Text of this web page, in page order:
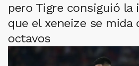
pero Tigre consiguió la
que el xeneize se mida
octavos